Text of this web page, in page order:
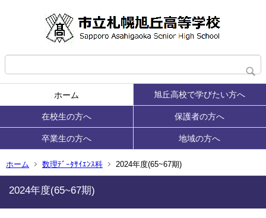
ホーム 旭丘高校で学びたい方へ
在校生の方へ 保護者の方へ
卒業生の方へ 地域の方へ
ホーム 数理ﾃﾞｰﾀｻｲｴﾝｽ科 2024年度(65~67期)
2024年度(65~67期)